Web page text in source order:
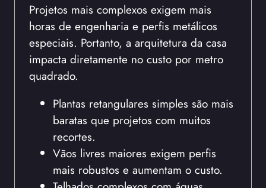
Projetos mais complexos exigem mais
horas de engenharia e perfis metálicos
especiais. Portanto, a arquitetura da casa
impacta diretamente no custo por metro
quadrado.
Plantas retangulares simples são mais
baratas que projetos com muitos
recortes.
Vãos livres maiores exigem perfis
mais robustos e aumentam o custo.